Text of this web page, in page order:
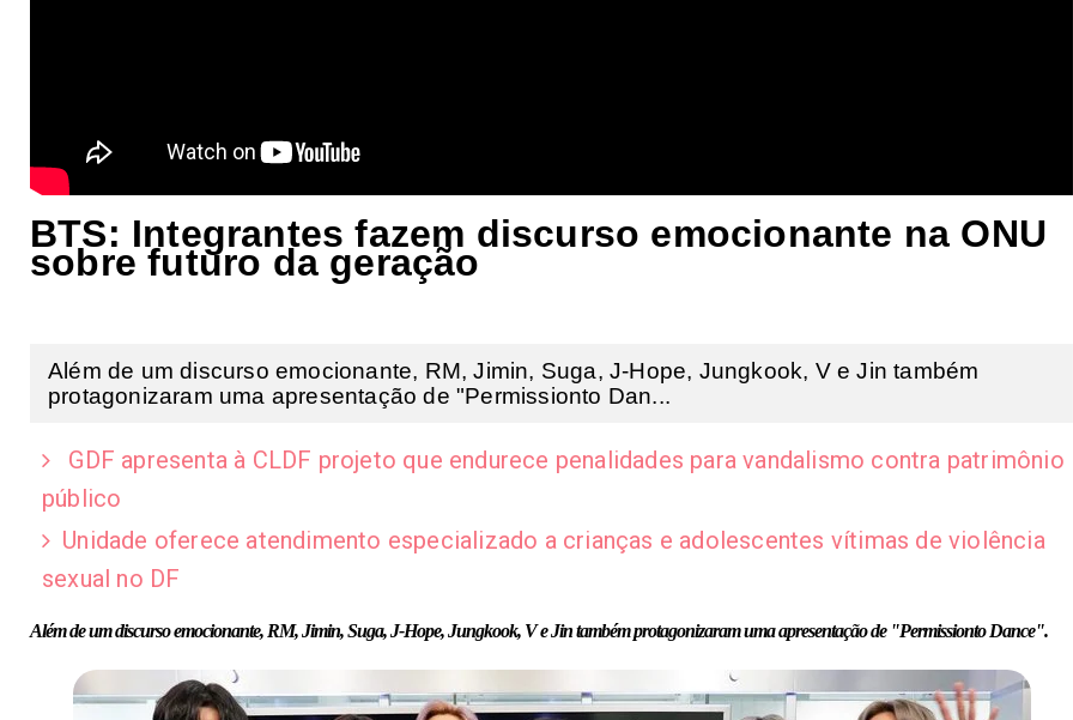
BTS: Integrantes fazem discurso emocionante na ONU
sobre futuro da geração
Além de um discurso emocionante, RM, Jimin, Suga, J-Hope, Jungkook, V e Jin também
protagonizaram uma apresentação de "Permissionto Dan...
GDF apresenta à CLDF projeto que endurece penalidades para vandalismo contra patrimônio
público
Unidade oferece atendimento especializado a crianças e adolescentes vítimas de violência
sexual no DF
Além de um discurso emocionante, RM, Jimin, Suga, J-Hope, Jungkook, V e Jin também protagonizaram uma apresentação de "Permissionto Dance".